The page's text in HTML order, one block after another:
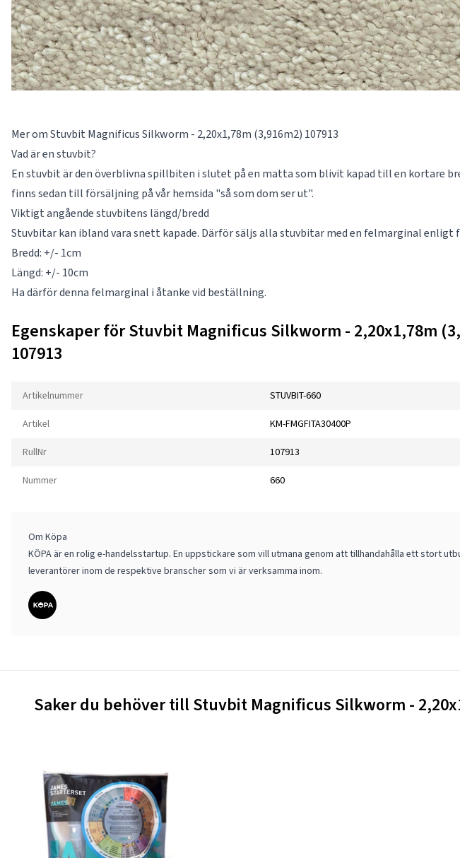
Mer om Stuvbit Magnificus Silkworm - 2,20x1,78m (3,916m2) 107913
Vad är en stuvbit?
En stuvbit är den överblivna spillbiten i slutet på en matta som blivit kapad till en kortare
finns sedan till försäljning på vår hemsida "så som dom ser ut".
Viktigt angående stuvbitens längd/bredd
Stuvbitar kan ibland vara snett kapade. Därför säljs alla stuvbitar med en felmarginal enligt
Bredd: +/- 1cm
Längd: +/- 10cm
Ha därför denna felmarginal i åtanke vid beställning.
Egenskaper för Stuvbit Magnificus Silkworm - 2,20x1,78m
107913
Artikelnummer STUVBIT-660
Artikel KM-FMGFITA30400P
RullNr 107913
Nummer 660
Om Köpa
KÖPA är en rolig e-handelsstartup. En uppstickare som vill utmana genom att tillhandahålla ett stort
leverantörer inom de respektive branscher som vi är verksamma inom.
Saker du behöver till Stuvbit Magnificus Silkworm -